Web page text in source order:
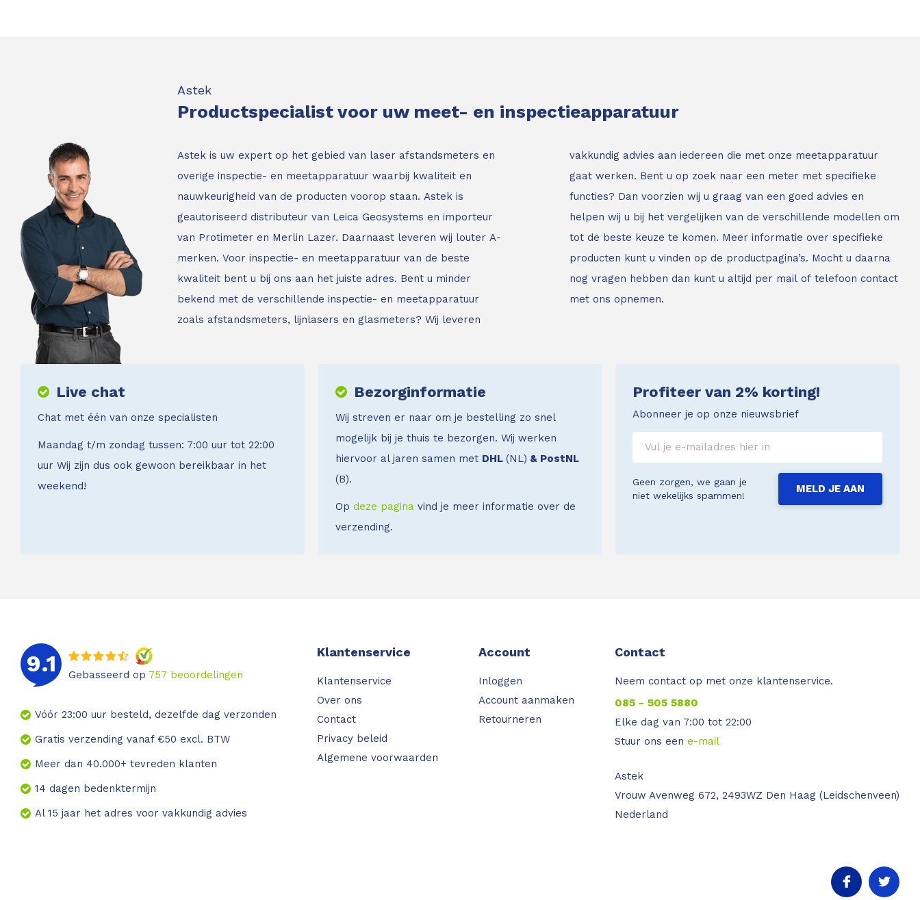
Astek
Productspecialist voor uw meet- en inspectieapparatuur
Astek is uw expert op het gebied van laser afstandsmeters en
overige inspectie- en meetapparatuur waarbij kwaliteit en
nauwkeurigheid van de producten voorop staan. Astek is
geautoriseerd distributeur van Leica Geosystems en importeur
van Protimeter en Merlin Lazer. Daarnaast leveren wij louter A-
merken. Voor inspectie- en meetapparatuur van de beste
kwaliteit bent u bij ons aan het juiste adres. Bent u minder
bekend met de verschillende inspectie- en meetapparatuur
zoals afstandsmeters, lijnlasers en glasmeters? Wij leveren
vakkundig advies aan iedereen die met onze meetapparatuur
gaat werken. Bent u op zoek naar een meter met specifieke
functies? Dan voorzien wij u graag van een goed advies en
helpen wij u bij het vergelijken van de verschillende modellen om
tot de beste keuze te komen. Meer informatie over specifieke
producten kunt u vinden op de productpagina’s. Mocht u daarna
nog vragen hebben dan kunt u altijd per mail of telefoon contact
met ons opnemen.
Live chat
Chat met één van onze specialisten
Maandag t/m zondag tussen: 7:00 uur tot 22:00
uur Wij zijn dus ook gewoon bereikbaar in het
weekend!
Bezorginformatie
Wij streven er naar om je bestelling zo snel
mogelijk bij je thuis te bezorgen. Wij werken
hiervoor al jaren samen met DHL (NL) & PostNL
(B).
Op deze pagina vind je meer informatie over de
verzending.
Profiteer van 2% korting!
Abonneer je op onze nieuwsbrief
Geen zorgen, we gaan je
niet wekelijks spammen!
MELD JE AAN
9.1 Gebasseerd op 757 beoordelingen
Vóór 23:00 uur besteld, dezelfde dag verzonden
Gratis verzending vanaf €50 excl. BTW
Meer dan 40.000+ tevreden klanten
14 dagen bedenktermijn
Al 15 jaar het adres voor vakkundig advies
Klantenservice
Klantenservice
Over ons
Contact
Privacy beleid
Algemene voorwaarden
Account
Inloggen
Account aanmaken
Retourneren
Contact
Neem contact op met onze klantenservice.
085 - 505 5880
Elke dag van 7:00 tot 22:00
Stuur ons een e-mail
Astek
Vrouw Avenweg 672, 2493WZ Den Haag (Leidschenveen)
Nederland